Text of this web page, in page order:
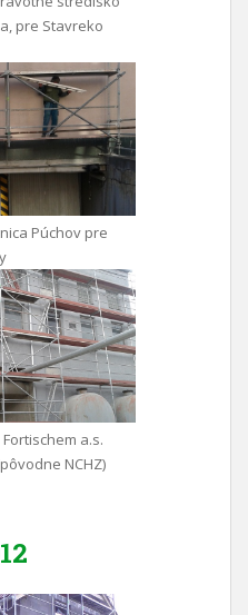
pre Stavreko
Púchov pre
a.s.
NCHZ)